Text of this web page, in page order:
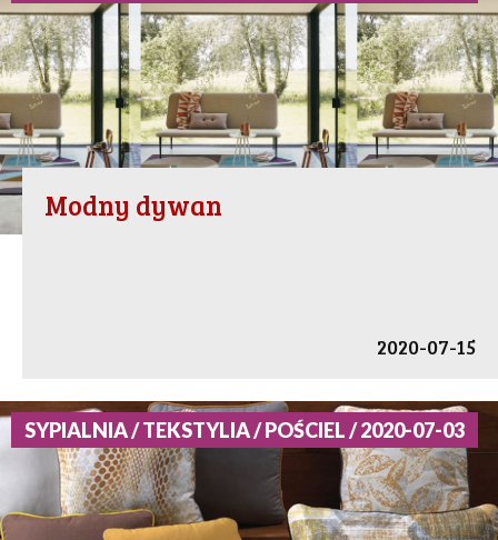
Modny dywan
2020-07-15
SYPIALNIA / TEKSTYLIA / POŚCIEL / 2020-07-03